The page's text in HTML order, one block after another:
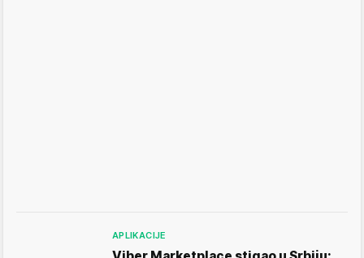
APLIKACIJE